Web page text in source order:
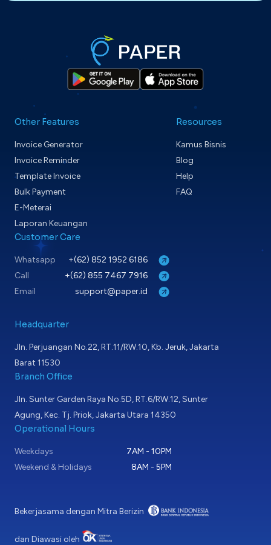
Other Features
Invoice Generator
Invoice Reminder
Template Invoice
Bulk Payment
E-Meterai
Laporan Keuangan
Resources
Kamus Bisnis
Blog
Help
FAQ
Customer Care
Whatsapp
+(62) 852 1952 6186
Call
+(62) 855 7467 7916
Email
support@paper.id
Headquarter
Jln. Perjuangan No.22, RT.11/RW.10, Kb. Jeruk, Jakarta
Barat 11530
Branch Office
Jln. Sunter Garden Raya No.5D, RT.6/RW.12, Sunter
Agung, Kec. Tj. Priok, Jakarta Utara 14350
Operational Hours
Weekdays
7AM - 10PM
Weekend & Holidays
8AM - 5PM
Bekerjasama dengan Mitra Berizin
dan Diawasi oleh